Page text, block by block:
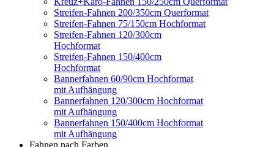
Streifen-Fahnen 200/350cm Querformat
Streifen-Fahnen 75/150cm Hochformat
Streifen-Fahnen 120/300cm
Hochformat
Streifen-Fahnen 150/400cm
Hochformat
Bannerfahnen 60/90cm Hochformat
mit Aufhängung
Bannerfahnen 120/300cm Hochformat
mit Aufhängung
Bannerfahnen 150/400cm Hochformat
mit Aufhängung
Fahnen nach Farben